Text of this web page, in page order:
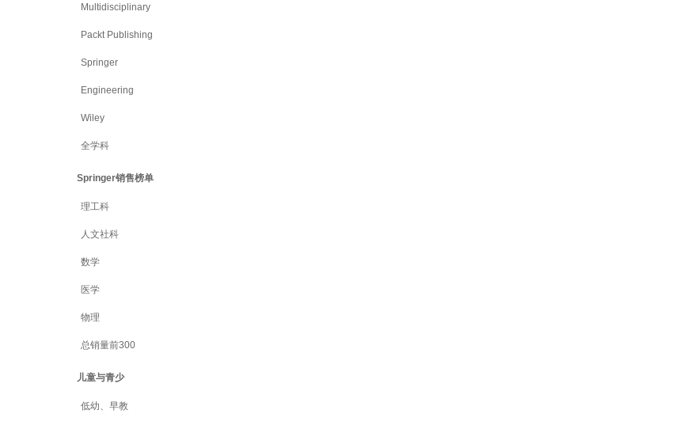
Multidisciplinary
Packt Publishing
Springer
Engineering
Wiley
全学科
Springer销售榜单
理工科
人文社科
数学
医学
物理
总销量前300
儿童与青少
低幼、早教